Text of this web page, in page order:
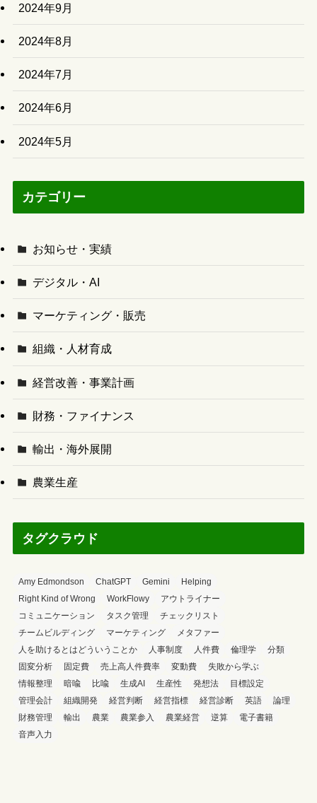
2024年9月
2024年8月
2024年7月
2024年6月
2024年5月
カテゴリー
お知らせ・実績
デジタル・AI
マーケティング・販売
組織・人材育成
経営改善・事業計画
財務・ファイナンス
輸出・海外展開
農業生産
タグクラウド
Amy Edmondson ChatGPT Gemini
Helping
Right Kind of Wrong
WorkFlowy
アウトライナー
コミュニケーション
タスク管理
チェックリスト
チームビルディング
マーケティング
メタファー
人を助けるとはどういうことか
人事制度 人件費 倫理学
分類
固変分析
固定費 売上高人件費率 変動費
失敗から学ぶ
情報整理
暗喩 比喩 生成AI 生産性 発想法
目標設定
管理会計
組織開発 経営判断 経営指標 経営診断 英語
論理
財務管理
輸出 農業 農業参入 農業経営 逆算
電子書籍
音声入力